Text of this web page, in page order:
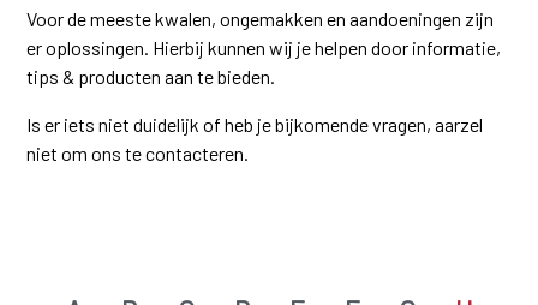
Voor de meeste kwalen, ongemakken en aandoeningen zijn
er oplossingen. Hierbij kunnen wij je helpen door informatie,
tips & producten aan te bieden.
Is er iets niet duidelijk of heb je bijkomende vragen, aarzel
niet om ons te contacteren.